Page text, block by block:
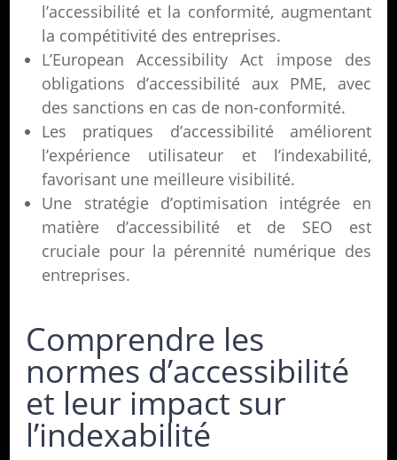
l’accessibilité et la conformité, augmentant
la compétitivité des entreprises.
L’European Accessibility Act impose des
obligations d’accessibilité aux PME, avec
des sanctions en cas de non-conformité.
Les pratiques d’accessibilité améliorent
l’expérience utilisateur et l’indexabilité,
favorisant une meilleure visibilité.
Une stratégie d’optimisation intégrée en
matière d’accessibilité et de SEO est
cruciale pour la pérennité numérique des
entreprises.
Comprendre les
normes d’accessibilité
et leur impact sur
l’indexabilité